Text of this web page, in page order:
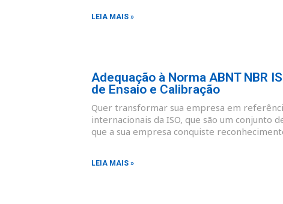
LEIA MAIS »
Adequação à Norma ABNT NBR
de Ensaio e Calibração
Quer transformar sua empresa em
internacionais da ISO, que são um conjunto
que a sua empresa conquiste
LEIA MAIS »